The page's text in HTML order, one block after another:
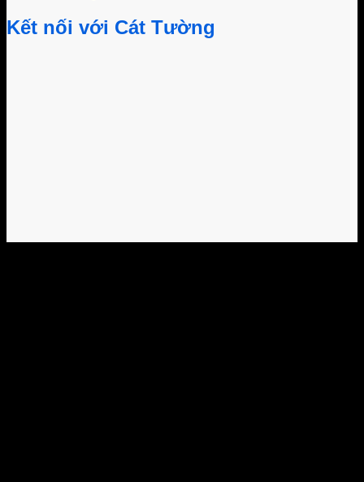
Kết nối với Cát Tường